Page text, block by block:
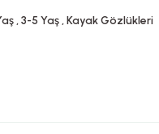
,3-5 Yaş,Kayak Gözlükleri